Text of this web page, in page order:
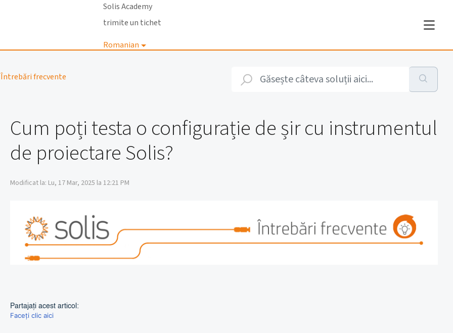
Solis Academy
trimite un tichet
Romanian
Întrebări frecvente
Cum poți testa o configurație de șir cu instrumentul
de proiectare Solis?
Modificat la: Lu, 17 Mar, 2025 la 12:21 PM
Partajați acest articol:
Faceți clic aici